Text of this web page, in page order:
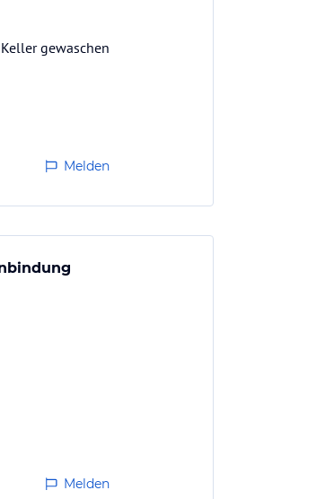
gewaschen
Melden
Melden